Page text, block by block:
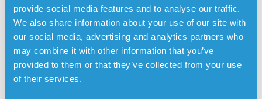
provide social media features and to analyse our traffic.
We also share information about your use of our site with
our social media, advertising and analytics partners who
may combine it with other information that you’ve
provided to them or that they’ve collected from your use
of their services.
Det er et trygt og tilpasset miljø for ældre mennesker, der
ikke længere kan klare deres hverdag på egen hånd, selv
med støtte fra fx hjemmeplejen. For mange er
plejehjemmet et alternativ, når hjemmepleje og andre
støtteforanstaltninger ikke længere er tilstrækkelige til at
sikre tryghed og omsorg.